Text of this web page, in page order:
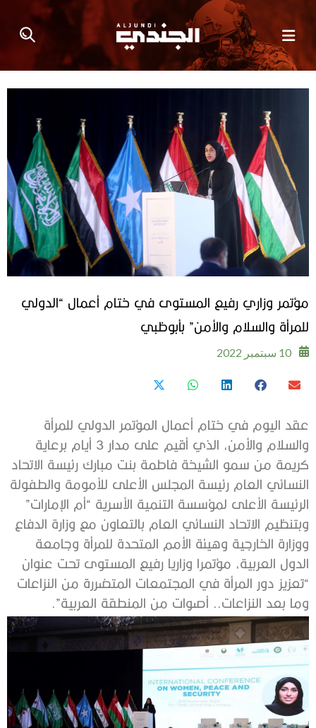
مؤتمر وزاري رفيع المستوى في ختام أعمال “الدولي
للمرأة والسلام والأمن” بأبوظبي
10 سبتمبر 2022
عقد اليوم في ختام أعمال المؤتمر الدولي للمرأة
والسلام والأمن، الذي أقيم على مدار 3 أيام برعاية
كريمة من سمو الشيخة فاطمة بنت مبارك رئيسة الاتحاد
النسائي العام رئيسة المجلس الأعلى للأمومة والطفولة
الرئيسة الأعلى لمؤسسة التنمية الأسرية “أم الإمارات”
وبتنظيم الاتحاد النسائي العام بالتعاون مع وزارة الدفاع
ووزارة الخارجية وهيئة الأمم المتحدة للمرأة وجامعة
الدول العربية، مؤتمرا وزاريا رفيع المستوى تحت عنوان
“تعزيز دور المرأة في المجتمعات المتضررة من النزاعات
وما بعد النزاعات.. أصوات من المنطقة العربية”.